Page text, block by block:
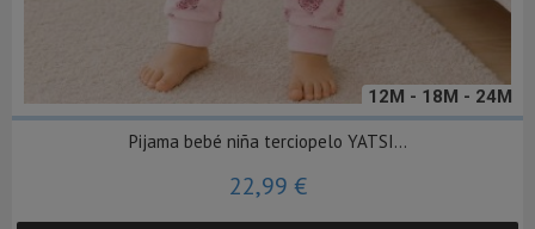
12M - 18M - 24M
Pijama bebé niña terciopelo YATSI...
22,99 €